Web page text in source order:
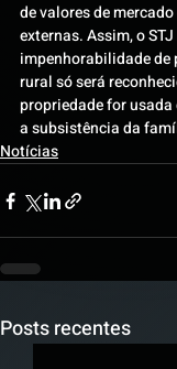
de valores de
externas. Assim, o
impenhorabilidade de
rural só será
propriedade for
a subsistência da
Notícias
Posts recentes